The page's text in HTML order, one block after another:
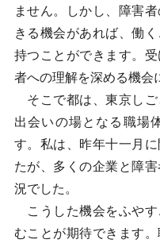
ません。しかし、障害
きる機会があれば、働
持つことができます。
者への理解を深める機会
そこで都は、東京しご
出会いの場となる職場
す。私は、昨年十一月
たが、多くの企業と障
況でした。
こうした機会をふやす
むことが期待できます